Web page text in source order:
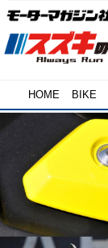
HOME BIKE